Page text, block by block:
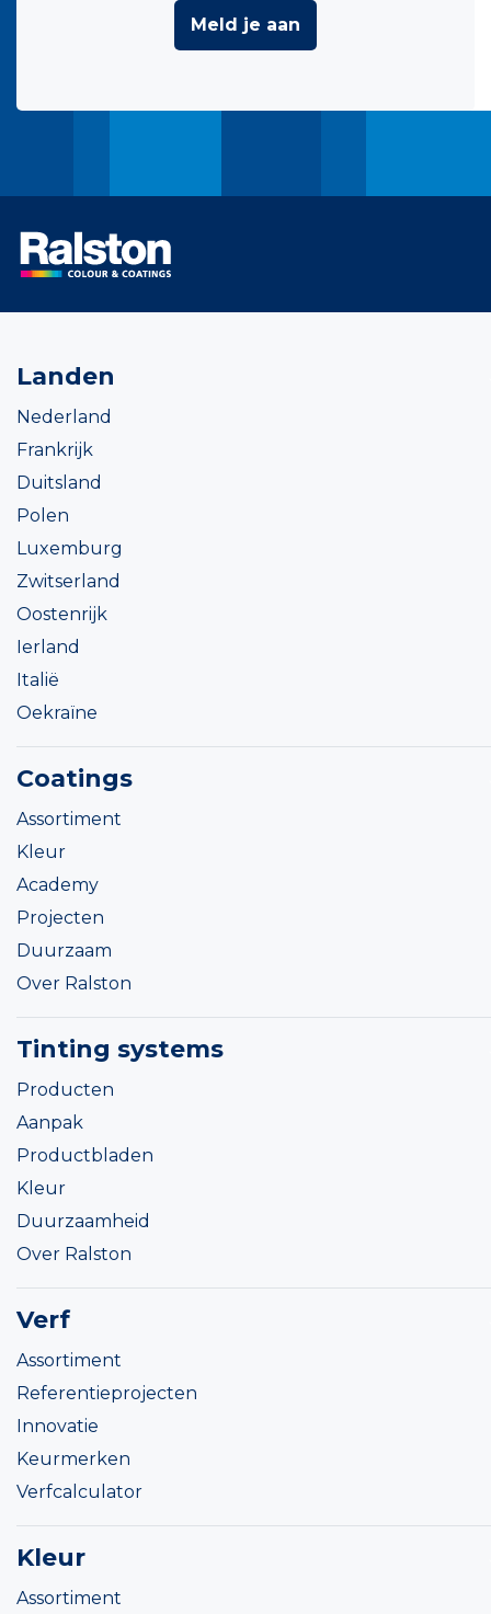
Meld je aan
Landen
Nederland
Frankrijk
Duitsland
Polen
Luxemburg
Zwitserland
Oostenrijk
Ierland
Italië
Oekraïne
Coatings
Assortiment
Kleur
Academy
Projecten
Duurzaam
Over Ralston
Tinting systems
Producten
Aanpak
Productbladen
Kleur
Duurzaamheid
Over Ralston
Verf
Assortiment
Referentieprojecten
Innovatie
Keurmerken
Verfcalculator
Kleur
Assortiment